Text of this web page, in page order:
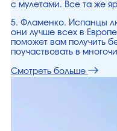
с мулетами. Все та же
5. Фламенко. Испанцы
они лучше всех в
поможет вам получить
поучаствовать в
Смотреть больше